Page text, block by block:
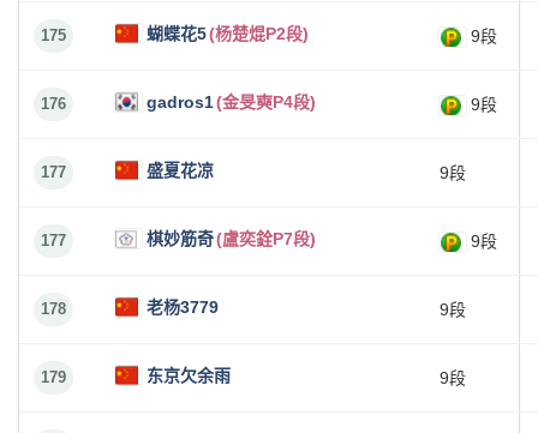
175 蝴蝶花5(杨楚焜P2段) 9段
176 gadros1(金旻奭P4段) 9段
177 盛夏花凉 9段
177 棋妙筋奇(盧奕銓P7段) 9段
178 老杨3779 9段
179 东京欠余雨 9段